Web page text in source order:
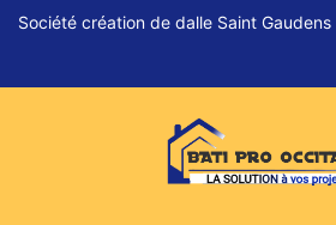
Société création de dalle Saint